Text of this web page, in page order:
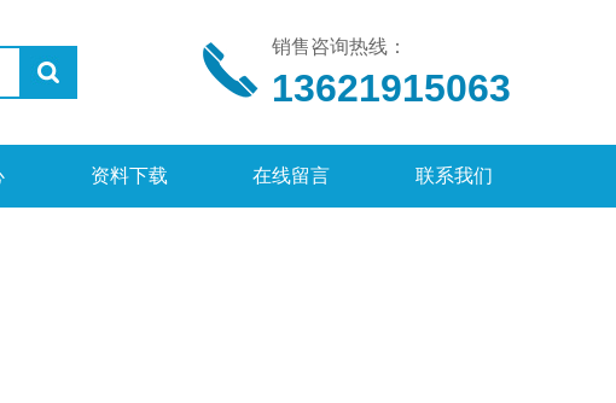
销售咨询热线：
13621915063
资料下载 在线留言 联系我们